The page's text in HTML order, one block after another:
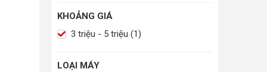
KHOẢNG GIÁ
3 triệu - 5 triệu (1)
LOẠI MÁY